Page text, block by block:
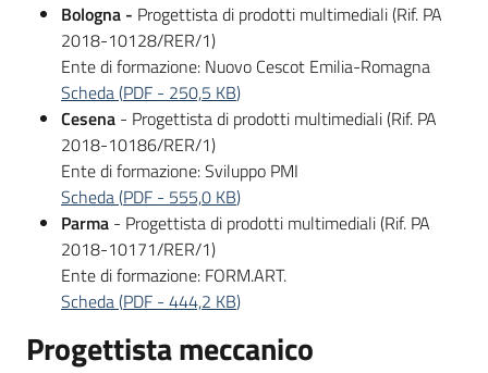
europeo
Seguici
Bologna - Progettista di prodotti multimediali (Rif. PA
2018-10128/RER/1)
Ente di formazione: Nuovo Cescot Emilia-Romagna
Scheda(PDF - 250,5 KB)
Cesena - Progettista di prodotti multimediali (Rif. PA
2018-10186/RER/1)
Ente di formazione: Sviluppo PMI
Scheda(PDF - 555,0 KB)
Parma - Progettista di prodotti multimediali (Rif. PA
2018-10171/RER/1)
Ente di formazione: FORM.ART.
Scheda(PDF - 444,2 KB)
Progettista meccanico